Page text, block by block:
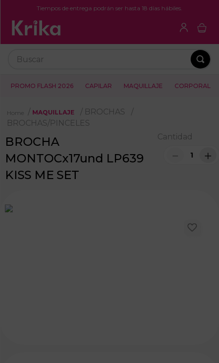
Tiempos de entrega podrán ser hasta 18 días hábiles.
PROMO FLASH 2026 CAPILAR MAQUILLAJE CORPORAL
MAQUILLAJE
BROCHAS
BROCHAS/PINCELES
BROCHA
MONTOCx17und LP639
KISS ME SET
Cantidad
＋
－